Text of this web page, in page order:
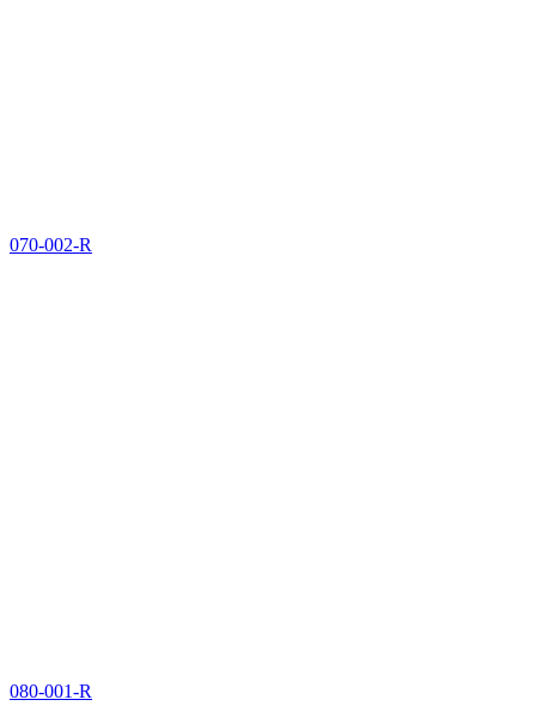
070-002-R
080-001-R